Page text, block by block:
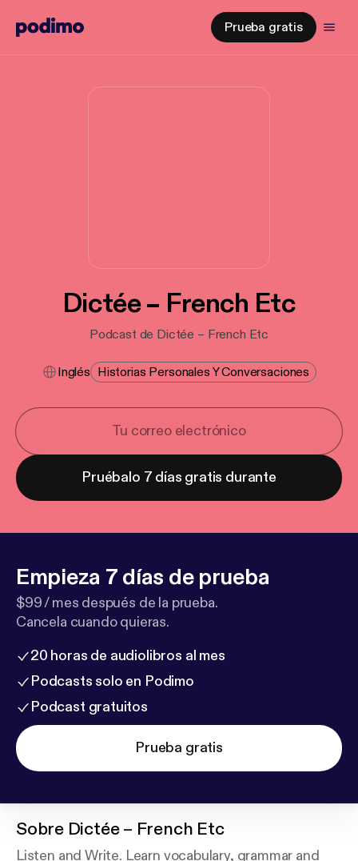
Prueba gratis
Dictée – French Etc
Podcast de Dictée – French Etc
Inglés Historias Personales Y Conversaciones
Pruébalo 7 días gratis durante
Empieza 7 días de prueba
$99 / mes después de la prueba.
Cancela cuando quieras.
20 horas de audiolibros al mes
Podcasts solo en Podimo
Podcast gratuitos
Prueba gratis
Sobre Dictée – French Etc
Listen and Write. Learn vocabulary, grammar and